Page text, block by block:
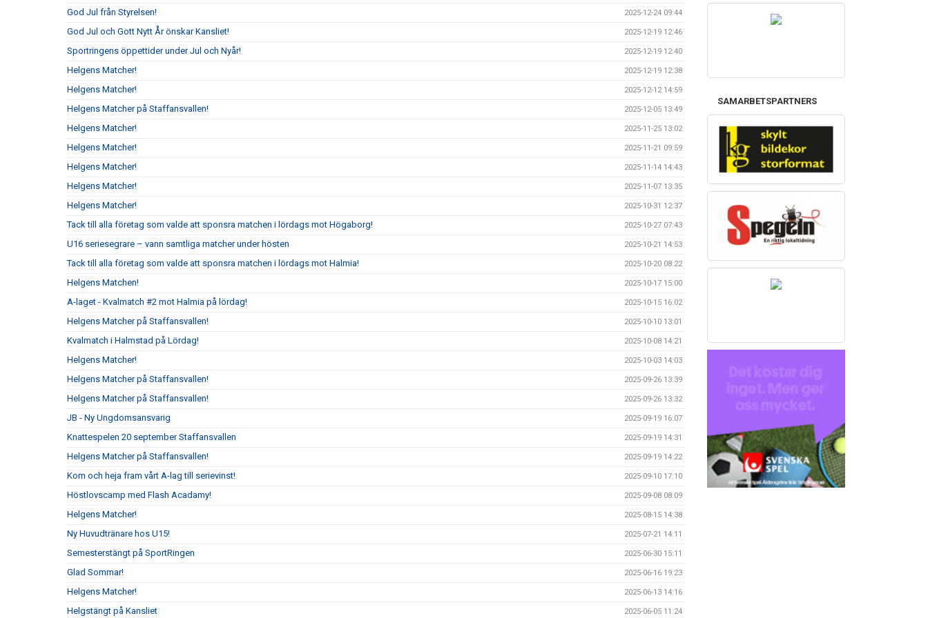
God Jul från Styrelsen! 2025-12-24 09:44
God Jul och Gott Nytt År önskar Kansliet! 2025-12-19 12:46
Sportringens öppettider under Jul och Nyår! 2025-12-19 12:40
Helgens Matcher! 2025-12-19 12:38
Helgens Matcher! 2025-12-12 14:59
Helgens Matcher på Staffansvallen! 2025-12-05 13:49
Helgens Matcher! 2025-11-25 13:02
Helgens Matcher! 2025-11-21 09:59
Helgens Matcher! 2025-11-14 14:43
Helgens Matcher! 2025-11-07 13:35
Helgens Matcher! 2025-10-31 12:37
Tack till alla företag som valde att sponsra matchen i lördags mot Högaborg! 2025-10-27 07:43
U16 seriesegrare – vann samtliga matcher under hösten 2025-10-21 14:53
Tack till alla företag som valde att sponsra matchen i lördags mot Halmia! 2025-10-20 08:22
Helgens Matchen! 2025-10-17 15:00
A-laget - Kvalmatch #2 mot Halmia på lördag! 2025-10-15 16:02
Helgens Matcher på Staffansvallen! 2025-10-10 13:01
Kvalmatch i Halmstad på Lördag! 2025-10-08 14:21
Helgens Matcher! 2025-10-03 14:03
Helgens Matcher på Staffansvallen! 2025-09-26 13:39
Helgens Matcher på Staffansvallen! 2025-09-26 13:32
JB - Ny Ungdomsansvarig 2025-09-19 16:07
Knattespelen 20 september Staffansvallen 2025-09-19 14:31
Helgens Matcher på Staffansvallen! 2025-09-19 14:22
Kom och heja fram vårt A-lag till serievinst! 2025-09-10 17:10
Höstlovscamp med Flash Acadamy! 2025-09-08 08:09
Helgens Matcher! 2025-08-15 14:38
Ny Huvudtränare hos U15! 2025-07-21 14:11
Semesterstängt på SportRingen 2025-06-30 15:11
Glad Sommar! 2025-06-16 19:23
Helgens Matcher! 2025-06-13 14:16
Helgstängt på Kansliet 2025-06-05 11:24
SAMARBETSPARTNERS